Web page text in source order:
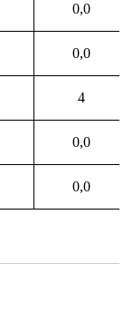
0,0
0,0
4
0,0
0,0